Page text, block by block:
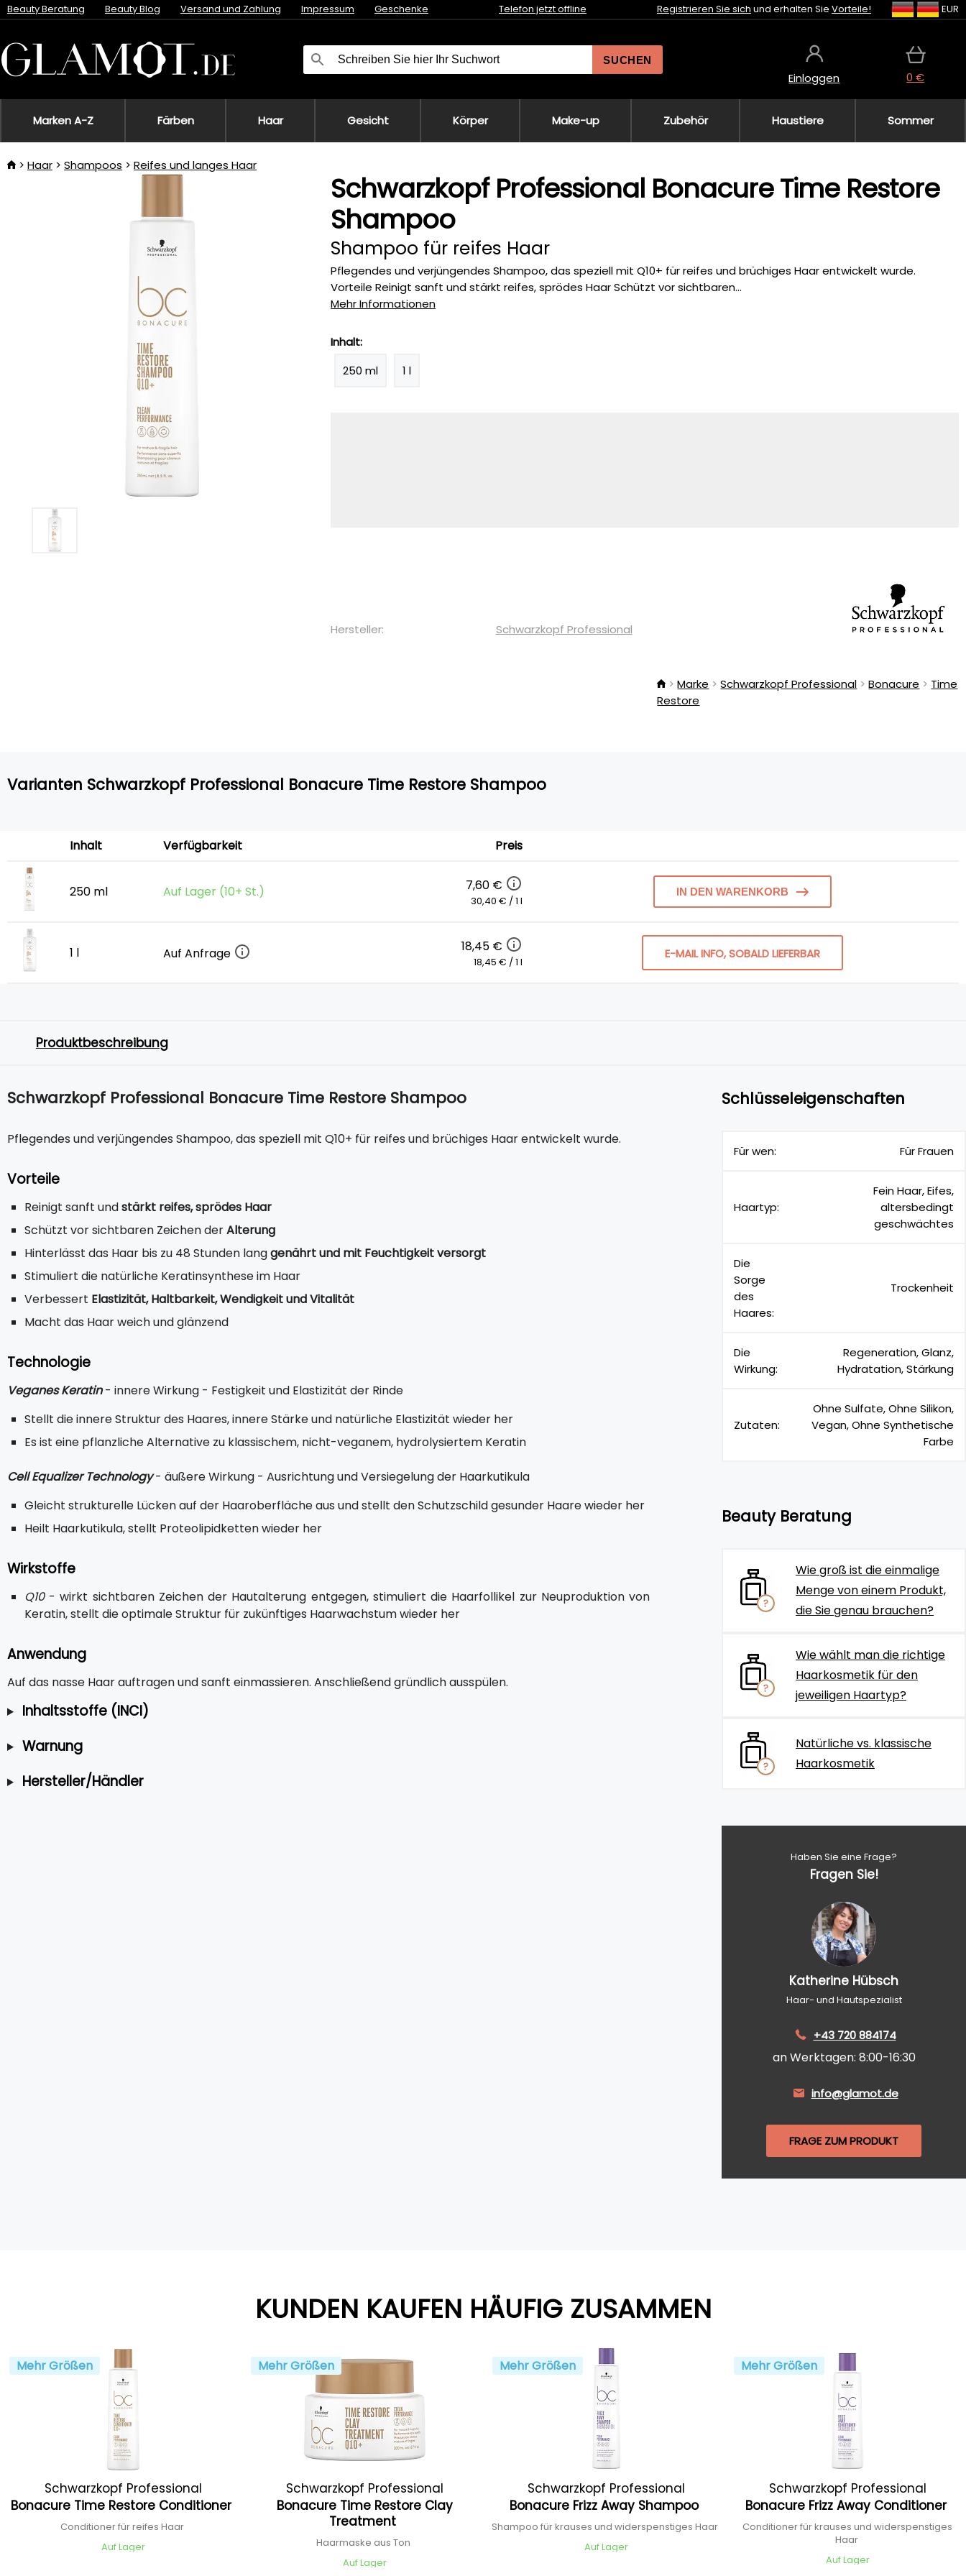
Beauty Beratung Beauty Blog Versand und Zahlung Impressum Geschenke Telefon jetzt offline Registrieren Sie sich und erhalten Sie Vorteile! EUR
SUCHEN
Einloggen 0 €
Marken A-Z Färben Haar Gesicht Körper Make-up Zubehör Haustiere Sommer
Haar Shampoos Reifes und langes Haar
Schwarzkopf Professional Bonacure Time Restore
Shampoo
Shampoo für reifes Haar
Pflegendes und verjüngendes Shampoo, das speziell mit Q10+ für reifes und brüchiges Haar entwickelt wurde.
Vorteile Reinigt sanft und stärkt reifes, sprödes Haar Schützt vor sichtbaren...
Mehr Informationen
Inhalt:
250 ml
1 l
Hersteller: Schwarzkopf Professional
Marke Schwarzkopf Professional Bonacure
Time
Restore
Varianten Schwarzkopf Professional Bonacure Time Restore Shampoo
Inhalt Verfügbarkeit Preis
250 ml Auf Lager (10+ St.) 7,60 €
30,40 € / 1 l
IN DEN WARENKORB
1 l Auf Anfrage 18,45 €
18,45 € / 1 l
E-MAIL INFO, SOBALD LIEFERBAR
Produktbeschreibung
Schwarzkopf Professional Bonacure Time Restore Shampoo
Pflegendes und verjüngendes Shampoo, das speziell mit Q10+ für reifes und brüchiges Haar entwickelt wurde.
Vorteile
Reinigt sanft undstärkt reifes, sprödes Haar
Schützt vor sichtbaren Zeichen derAlterung
Hinterlässt das Haar bis zu 48 Stunden langgenährt und mit Feuchtigkeit versorgt
Stimuliert die natürliche Keratinsynthese im Haar
Verbessert Elastizität, Haltbarkeit, Wendigkeit und Vitalität
Macht das Haar weich und glänzend
Technologie
Veganes Keratin- innere Wirkung - Festigkeit und Elastizität der Rinde
Stellt die innere Struktur des Haares, innere Stärke und natürliche Elastizität wieder her
Es ist eine pflanzliche Alternative zu klassischem, nicht-veganem, hydrolysiertem Keratin
Cell Equalizer Technology- äußere Wirkung - Ausrichtung und Versiegelung der Haarkutikula
Gleicht strukturelle Lücken auf der Haaroberfläche aus und stellt den Schutzschild gesunder Haare wieder her
Heilt Haarkutikula, stellt Proteolipidketten wieder her
Wirkstoffe
Q10- wirkt sichtbaren Zeichen der Hautalterung entgegen, stimuliert die Haarfollikel zur Neuproduktion von
Keratin, stellt die optimale Struktur für zukünftiges Haarwachstum wieder her
Anwendung
Auf das nasse Haar auftragen und sanft einmassieren. Anschließend gründlich ausspülen.
Inhaltsstoffe (INCI)
Warnung
Hersteller/Händler
Schlüsseleigenschaften
Für wen: Für Frauen
Haartyp:
Fein Haar, Eifes,
altersbedingt
geschwächtes
Die
Sorge
des
Haares:
Trockenheit
Die
Wirkung:
Regeneration, Glanz,
Hydratation, Stärkung
Zutaten:
Ohne Sulfate, Ohne Silikon,
Vegan, Ohne Synthetische
Farbe
Beauty Beratung
Wie groß ist die einmalige
Menge von einem Produkt,
die Sie genau brauchen?
Wie wählt man die richtige
Haarkosmetik für den
jeweiligen Haartyp?
Natürliche vs. klassische
Haarkosmetik
Haben Sie eine Frage?
Fragen Sie!
Katherine Hübsch
Haar- und Hautspezialist
+43 720 884174
an Werktagen: 8:00-16:30
info@glamot.de
FRAGE ZUM PRODUKT
KUNDEN KAUFEN HÄUFIG ZUSAMMEN
Mehr Größen
Schwarzkopf Professional
Bonacure Time Restore Conditioner
Conditioner für reifes Haar
Auf Lager
Mehr Größen
Schwarzkopf Professional
Bonacure Time Restore Clay
Treatment
Haarmaske aus Ton
Auf Lager
Mehr Größen
Schwarzkopf Professional
Bonacure Frizz Away Shampoo
Shampoo für krauses und widerspenstiges Haar
Auf Lager
Mehr Größen
Schwarzkopf Professional
Bonacure Frizz Away Conditioner
Conditioner für krauses und widerspenstiges
Haar
Auf Lager